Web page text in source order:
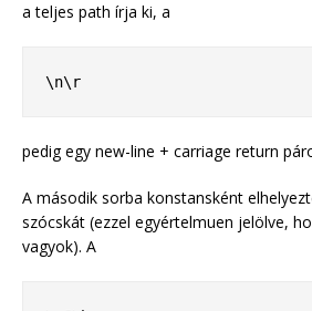
a teljes path írja ki, a
\n\r
pedig egy new-line + carriage return
A második sorba konstansként
szócskát (ezzel egyértelmuen jelölve,
vagyok). A